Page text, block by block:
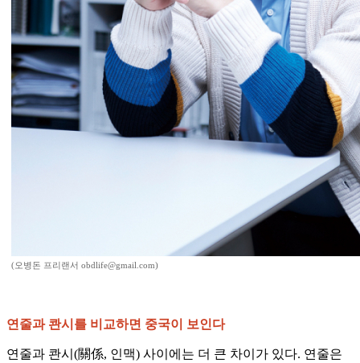
(오병돈 프리랜서 obdlife@gmail.com)
연줄과 콴시를 비교하면 중국이 보인다
연줄과 콴시(關係, 인맥) 사이에는 더 큰 차이가 있다. 연줄은